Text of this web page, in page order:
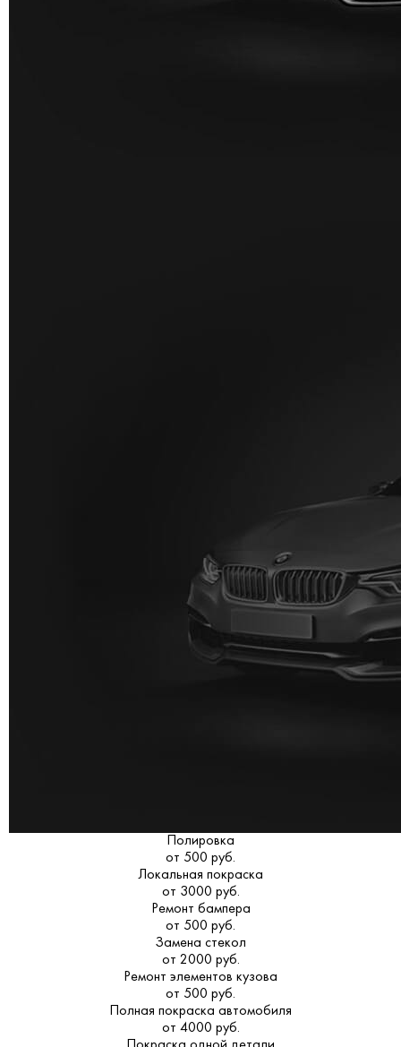
Полировка
от 500 руб.
Локальная покраска
от 3000 руб.
Ремонт бампера
от 500 руб.
Замена стекол
от 2000 руб.
Ремонт элементов кузова
от 500 руб.
Полная покраска автомобиля
от 4000 руб.